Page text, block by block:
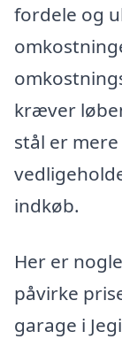
fordele og
kræver
stål er
indkøb.
Her er
påvirke
garage i